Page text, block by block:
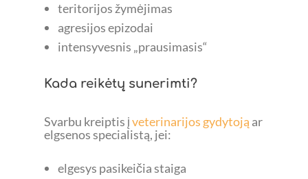
teritorijos žymėjimas
agresijos epizodai
intensyvesnis „prausimasis“
Kada reikėtų sunerimti?
Svarbu kreiptis įveterinarijos gydytoją ar
elgsenos specialistą, jei:
elgesys pasikeičia staiga